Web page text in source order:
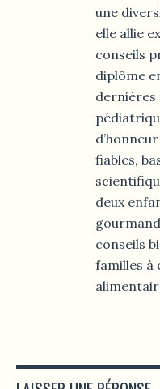
une
elle allie
conseils
diplôme
dernières
fiables,
deux
conseils
familles à